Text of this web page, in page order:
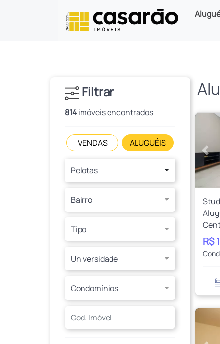
Filtrar
814imóveis encontrados
VENDAS ALUGUÉIS
Pelotas
Bairro
Tipo
Universidade
Condomínios
R$